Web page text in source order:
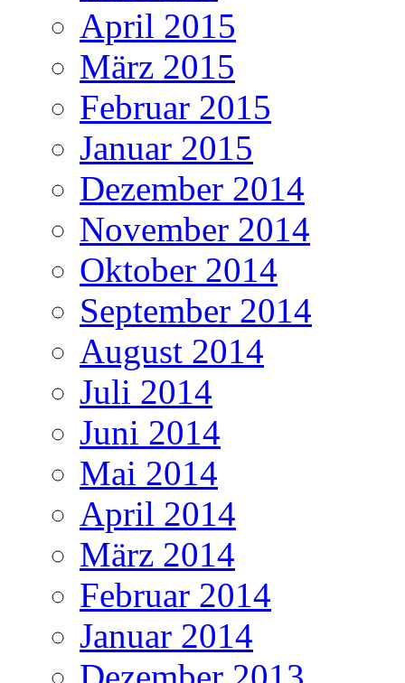
April 2015
März 2015
Februar 2015
Januar 2015
Dezember 2014
November 2014
Oktober 2014
September 2014
August 2014
Juli 2014
Juni 2014
Mai 2014
April 2014
März 2014
Februar 2014
Januar 2014